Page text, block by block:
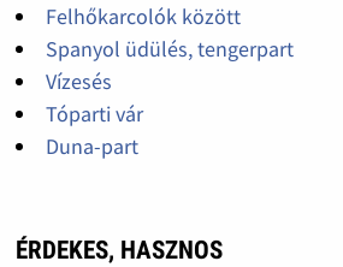
Felhőkarcolók között
Spanyol üdülés, tengerpart
Vízesés
Tóparti vár
Duna-part
ÉRDEKES, HASZNOS